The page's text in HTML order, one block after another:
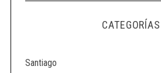
CATEGORÍAS
Santiago